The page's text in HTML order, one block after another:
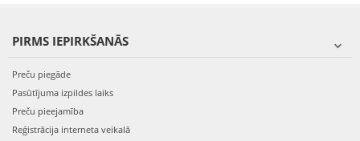
PIRMS IEPIRKŠANĀS
Preču piegāde
Pasūtījuma izpildes laiks
Preču pieejamība
Reģistrācija interneta veikalā